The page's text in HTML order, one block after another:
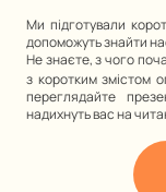
Ми підготували
допоможуть знайти
Не знаєте, з чого
з коротким змістом
переглядайте
надихнуть вас на